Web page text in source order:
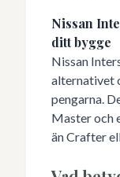
Nissan
ditt bygge
Nissan
alternativet
pengarna.
Master och
än Crafter